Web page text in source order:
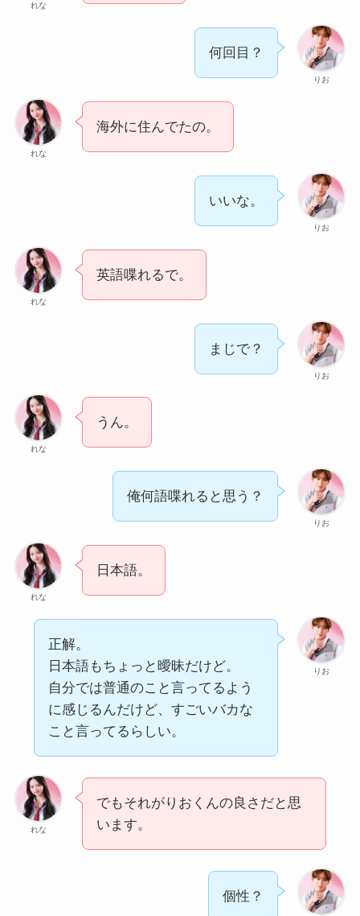
れな
りお
何回目？
れな
海外に住んでたの。
りお
いいな。
れな
英語喋れるで。
りお
まじで？
れな
うん。
りお
俺何語喋れると思う？
れな
日本語。
りお
正解。
日本語もちょっと曖昧だけど。
自分では普通のこと言ってるよう
に感じるんだけど、すごいバカな
こと言ってるらしい。
れな
でもそれがりおくんの良さだと思
います。
個性？